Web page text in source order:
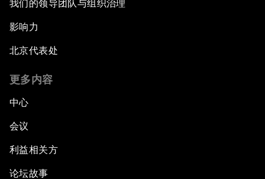
我们的领导团队与组织治理
影响力
北京代表处
更多内容
中心
会议
利益相关方
论坛故事